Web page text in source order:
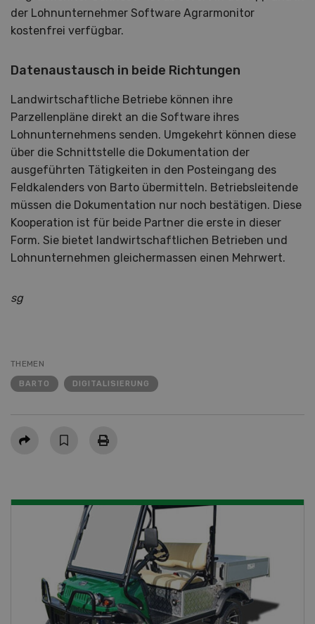
der Lohnunternehmer Software Agrarmonitor
kostenfrei verfügbar.
Datenaustausch in beide Richtungen
Landwirtschaftliche Betriebe können ihre
Parzellenpläne direkt an die Software ihres
Lohnunternehmens senden. Umgekehrt können diese
über die Schnittstelle die Dokumentation der
ausgeführten Tätigkeiten in den Posteingang des
Feldkalenders von Barto übermitteln. Betriebsleitende
müssen die Dokumentation nur noch bestätigen. Diese
Kooperation ist für beide Partner die erste in dieser
Form. Sie bietet landwirtschaftlichen Betrieben und
Lohnunternehmen gleichermassen einen Mehrwert.
sg
THEMEN
BARTO DIGITALISIERUNG
Teilen